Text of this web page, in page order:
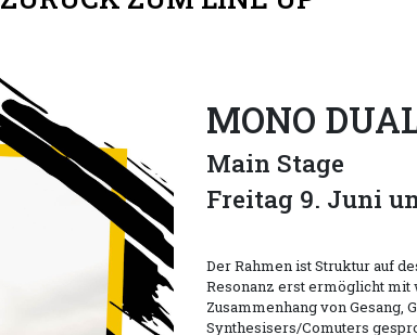
MONO
Main Stage
Freitag 9. Juni
Der Rahmen ist Struktur auf
Resonanz erst ermöglicht mit
Zusammenhang von Gesang,
Synthesisers/Comuters